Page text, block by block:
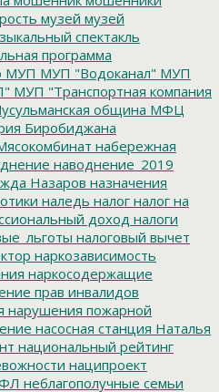
музей музей
спектакль
программа
МУП МУП "Водоканал" МУП
МУП "Транспортная компания
община МФЦ
Биробиджана
набережная
наводнение_2019
Назаров назначения
наледь налог налог на
доход налоги
налоговый вычет
наркозависимость
наркосодержащие
прав инвалидов
нарушения пожарной
насосная станция Наталья
национальный рейтинг
наципроект
неблагополучные семьи